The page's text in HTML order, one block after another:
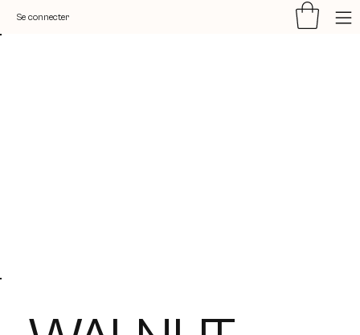
Se connecter